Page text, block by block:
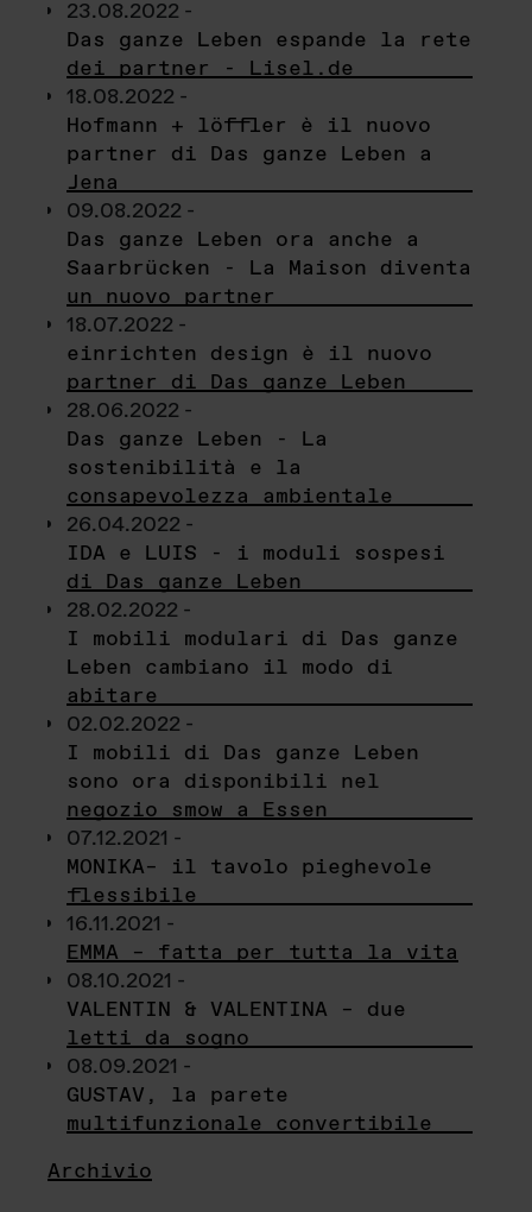
23.08.2022 -
Das ganze Leben espande la rete
dei partner - Lisel.de
18.08.2022 -
Hofmann + löffler è il nuovo
partner di Das ganze Leben a
Jena
09.08.2022 -
Das ganze Leben ora anche a
Saarbrücken - La Maison diventa
un nuovo partner
18.07.2022 -
einrichten design è il nuovo
partner di Das ganze Leben
28.06.2022 -
Das ganze Leben - La
sostenibilità e la
consapevolezza ambientale
26.04.2022 -
IDA e LUIS - i moduli sospesi
di Das ganze Leben
28.02.2022 -
I mobili modulari di Das ganze
Leben cambiano il modo di
abitare
02.02.2022 -
I mobili di Das ganze Leben
sono ora disponibili nel
negozio smow a Essen
07.12.2021 -
MONIKA– il tavolo pieghevole
flessibile
16.11.2021 -
EMMA – fatta per tutta la vita
08.10.2021 -
VALENTIN & VALENTINA – due
letti da sogno
08.09.2021 -
GUSTAV, la parete
multifunzionale convertibile
Archivio